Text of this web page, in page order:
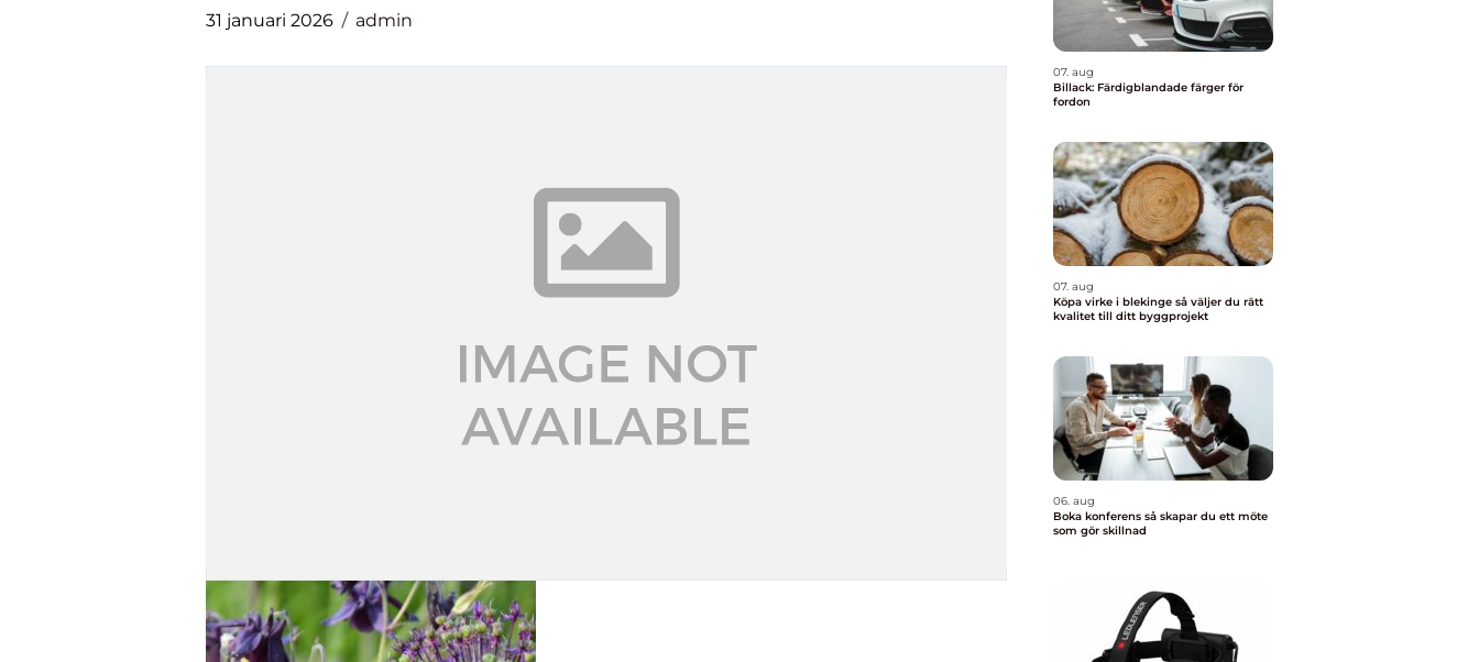
31 januari 2026 admin
07. aug
Billack: Färdigblandade färger för
fordon
07. aug
Köpa virke i blekinge så väljer du rätt
kvalitet till ditt byggprojekt
06. aug
Boka konferens så skapar du ett möte
som gör skillnad